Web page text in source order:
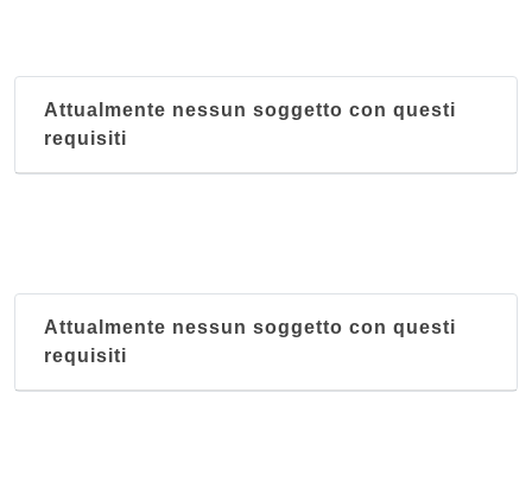
Attualmente nessun soggetto con questi
requisiti
Attualmente nessun soggetto con questi
requisiti